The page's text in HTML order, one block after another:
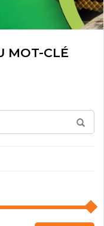
MOT-CLÉ